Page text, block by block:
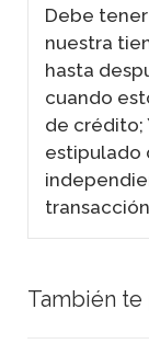
Debe
nuestra
hasta
cuando
de crédito;
estipulado
También